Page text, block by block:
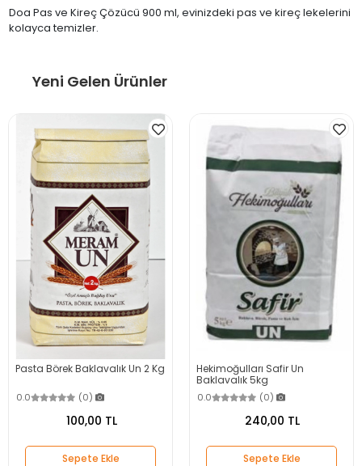
Doa Pas ve Kireç Çözücü 900 ml, evinizdeki pas ve kireç lekelerini
kolayca temizler.
Yeni Gelen Ürünler
Pasta Börek Baklavalık Un 2 Kg
0.0 (0)
100,00 TL
Sepete Ekle
Hekimoğulları Safir Un
Baklavalık 5kg
0.0 (0)
240,00 TL
Sepete Ekle